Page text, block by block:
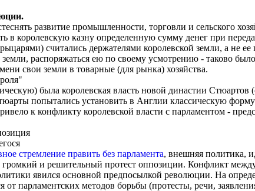
развитие промышленности, торговли и сельского
в королевскую казну определенную сумму денег при
считались держателями королевской земли, а не
распоряжаться ею по своему усмотрению - таково было
свои земли в товарные (для рынка) хозяйства.
была королевская власть новой династии Стюартов
попытались установить в Англии классическую
к конфликту королевской власти с парламентом -
стремление править без парламента, внешняя политика,
и решительный протест оппозиции. Конфликт
явился основной предпосылкой революции. На
парламентских методов борьбы (протесты, речи,